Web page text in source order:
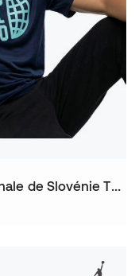
T-Shirt Équipe nationale de Slovénie Training Luka Doncic 2024